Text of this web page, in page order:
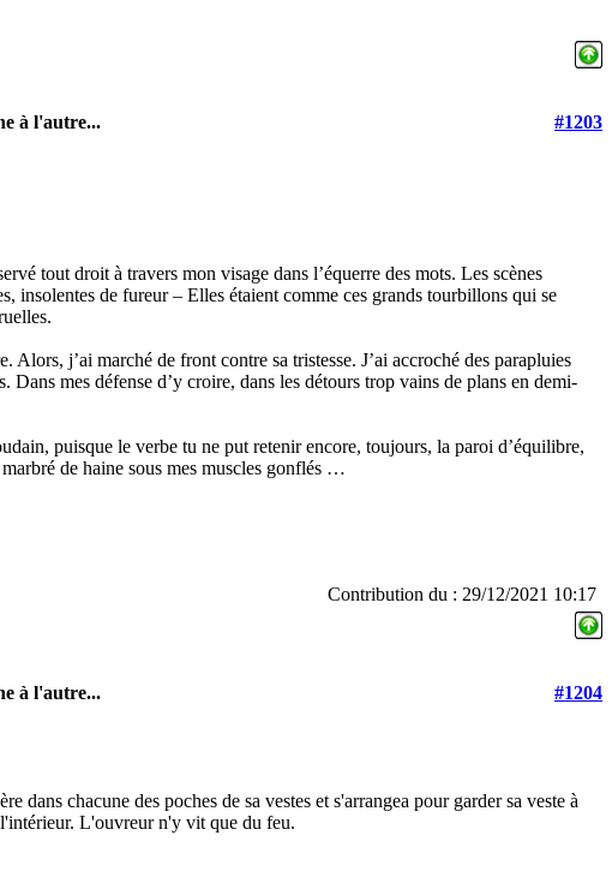
à l'autre...
#1203
tout droit à travers mon visage dans l’équerre des mots. Les scènes
insolentes de fureur – Elles étaient comme ces grands tourbillons qui se
Alors, j’ai marché de front contre sa tristesse. J’ai accroché des parapluies
Dans mes défense d’y croire, dans les détours trop vains de plans en demi-
puisque le verbe tu ne put retenir encore, toujours, la paroi d’équilibre,
de haine sous mes muscles gonflés …
Contribution du : 29/12/2021 10:17
à l'autre...
#1204
dans chacune des poches de sa vestes et s'arrangea pour garder sa veste à
L'ouvreur n'y vit que du feu.